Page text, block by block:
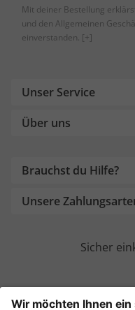
Mit deiner Bestellung
und den Allgemeinen
einverstanden. [+]
Unser Service
Über uns
Brauchst du Hilfe?
Unsere
Sicher
Weitere Onlineshops